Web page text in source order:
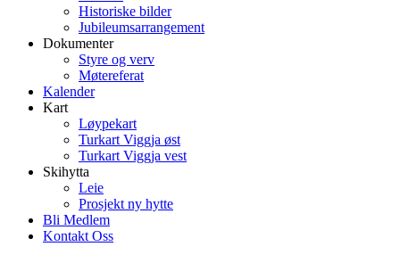
Historiske bilder
Jubileumsarrangement
Dokumenter
Styre og verv
Møtereferat
Kalender
Kart
Løypekart
Turkart Viggja øst
Turkart Viggja vest
Skihytta
Leie
Prosjekt ny hytte
Bli Medlem
Kontakt Oss